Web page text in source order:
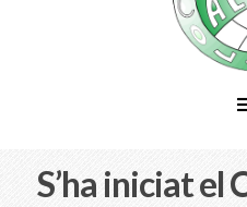
S’ha iniciat el